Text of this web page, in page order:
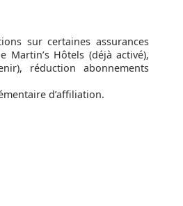
sur certaines assurances
Martin’s Hôtels (déjà activé),
réduction abonnements
d’affiliation.